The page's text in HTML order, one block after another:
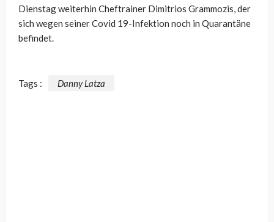
Dienstag weiterhin Cheftrainer Dimitrios Grammozis, der
sich wegen seiner Covid 19-Infektion noch in Quarantäne
befindet.
Tags : Danny Latza